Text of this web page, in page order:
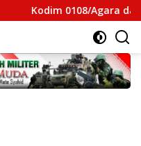
Kodim 0108/Agara dan